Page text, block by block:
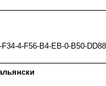
4-F56-B4-EB-0-B50-